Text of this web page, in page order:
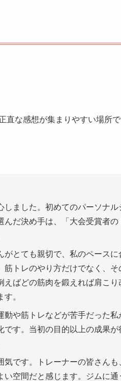
な感想が集まりやすい場所で
ました。初めてのパーソナル
だ決め手は、「大会受賞者の
とても親切で、私のペースに
トレのやり方だけでなく、そ
ばどの筋肉を鍛えれば肩こり
。
や筋トレなどが苦手だった私
す。当初の目的以上の成果が
気です。トレーナーの皆さんも
空間だと感じます。ジムに通